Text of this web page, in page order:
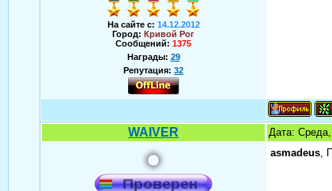
На сайте с: 14.12.2012
Город: Кривой Рог
Сообщений: 1375
Награды: 29
Репутация: 32
WAIVER Дата:
asmadeus,